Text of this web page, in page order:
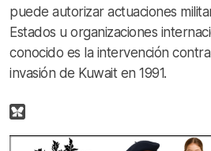
puede autorizar actuaciones
Estados u organizaciones
conocido es la intervención
invasión de Kuwait en 1991.